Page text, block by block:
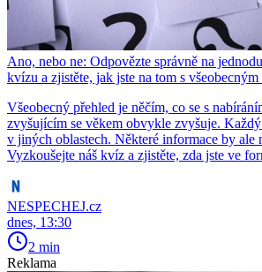
Ano, nebo ne: Odpovězte správně na
kvízu a zjistěte, jak jste na tom s všeobecným
Všeobecný přehled je něčím, co se s
zvyšujícím se věkem obvykle zvyšuje.
v jiných oblastech. Některé informace by ale
Vyzkoušejte náš kvíz a zjistěte, zda jste ve
NESPECHEJ.cz
dnes, 13:30
2 min
Reklama